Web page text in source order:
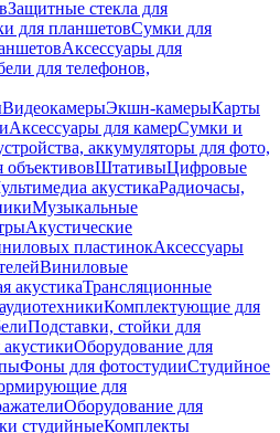
Защитные стекла для
для планшетовСумки для
Аксессуары для
для телефонов,
ВидеокамерыЭкшн-камерыКарты
Аксессуары для камерСумки и
аккумуляторы для фото,
объективовШтативыЦифровые
акустикаРадиочасы,
Музыкальные
Акустические
пластинокАксессуары
Виниловые
акустикаТрансляционные
Комплектующие для
Подставки, стойки для
Оборудование для
Фоны для фотостудииСтудийное
для
Оборудование для
студийныеКомплекты